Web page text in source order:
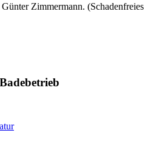
Zimmermann. (Schadenfreies